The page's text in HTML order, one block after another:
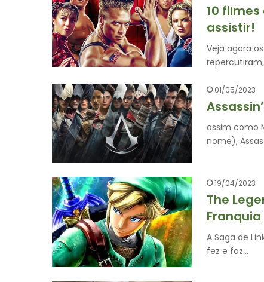
10
assistir!
Veja agora
01/05/2023
assim como
nome),
19/04/2023
The
Franquia
A Saga de
fez e faz…